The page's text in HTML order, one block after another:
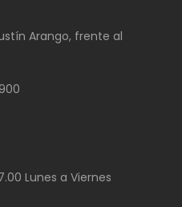
Arango, frente al
Lunes a Viernes